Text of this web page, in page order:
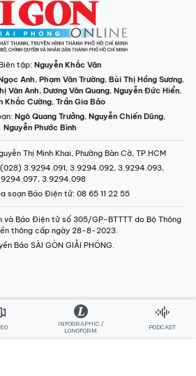
tập: Nguyễn Khắc Văn
Anh, Phạm Văn Trường, Bùi Thị Hồng Sương,
Vân Anh, Dương Văn Quang, Nguyễn Đức Hiển,
Khắc Cường, Trần Gia Bảo
Ngô Quang Trưởng, Nguyễn Chiến Dũng,
Nguyễn Phước Bình
Thị Minh Khai, Phường Bàn Cờ, TP.HCM
3.9294.091, 3.9294.092, 3.9294.093,
3.9294.098
soạn Báo Điện tử: 08 65 11 22 55
và Báo Điện tử số 305/GP-BTTTT do Bộ Thông
thông cấp ngày 28-8-2023.
Báo SÀI GÒN GIẢI PHÓNG.
INFOGRAPHIC /
LONGFORM
PODCAST